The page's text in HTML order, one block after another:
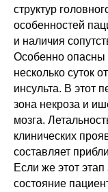
структур
особенностей
и наличия
Особенно опасны
несколько суток
инсульта. В этот
зона некроза и
мозга.
клинических
составляет
Если же этот
состояние